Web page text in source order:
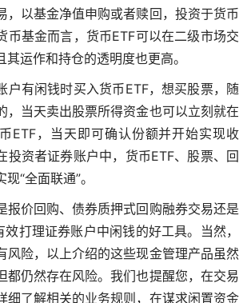
，以基金净值申购或者赎回，投资于货币
币基金而言，货币ETF可以在二级市场交
运作和持仓的透明度也更高。
户有闲钱时买入货币ETF，想买股票，随
，当天卖出股票所得资金也可以立刻就在
ETF，当天即可确认份额并开始实现收
投资者证券账户中，货币ETF、股票、回
“全面联通”。
报价回购、债券质押式回购融券交易还是
打理证券账户中闲钱的好工具。当然，
风险，以上介绍的这些现金管理产品虽然
都仍然存在风险。我们也提醒您，在交易
细了解相关的业务规则，在谋求闲置资金